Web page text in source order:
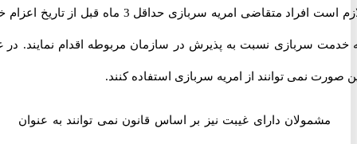
لازم است افراد متقاضی امریه سربازی حداقل 3 ماه قبل از تاریخ اعزام خود
سربازی نسبت به پذیرش در سازمان مربوطه اقدام نمایند. در غیر
نمی توانند از امریه سربازی استفاده کنند.
مشمولان دارای غیبت نیز بر اساس قانون نمی توانند به عنوان